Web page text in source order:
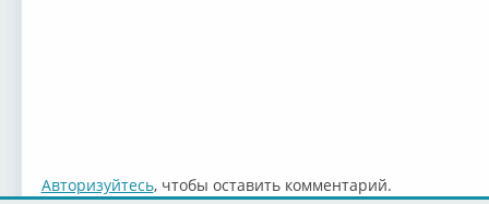
Авторизуйтесь, чтобы оставить комментарий.